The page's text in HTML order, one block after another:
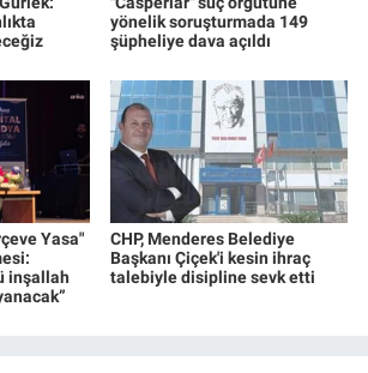
yönelik soruşturmada 149
şüpheliye dava açıldı
Yasa"
inşallah
CHP, Menderes Belediye
Başkanı Çiçek'i kesin ihraç
talebiyle disipline sevk etti